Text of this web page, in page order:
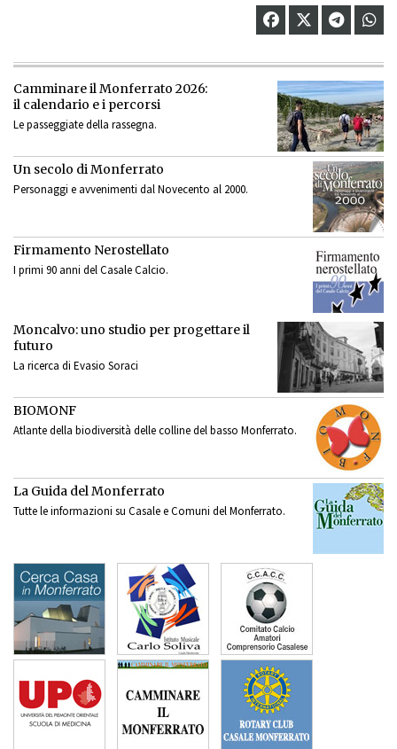
Camminare il Monferrato 2026:
il calendario e i percorsi
Le passeggiate della rassegna.
Un secolo di Monferrato
Personaggi e avvenimenti dal Novecento al 2000.
Firmamento Nerostellato
I primi 90 anni del Casale Calcio.
Moncalvo: uno studio per progettare il
futuro
La ricerca di Evasio Soraci
BIOMONF
Atlante della biodiversità delle colline del basso Monferrato.
La Guida del Monferrato
Tutte le informazioni su Casale e Comuni del Monferrato.